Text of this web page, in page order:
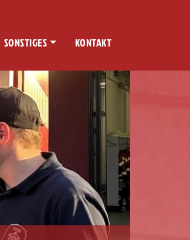
SONSTIGES KONTAKT